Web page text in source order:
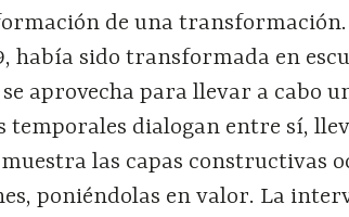
de una
había sido transformada en
aprovecha para llevar a cabo
temporales dialogan entre sí,
las capas constructivas
poniéndolas en valor. La